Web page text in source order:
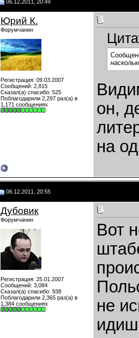
06.12.2011, 20:49
Юрий К.
Форумчанин
Регистрация: 09.03.2007
Сообщений: 2,815
Сказал(а) спасибо: 525
Поблагодарили 2,297 раз(а) в
1,171 сообщениях
он,
на
06.12.2011, 20:55
Дубовик
Форумчанин
Регистрация: 25.01.2007
Сообщений: 3,084
Сказал(а) спасибо: 938
Поблагодарили 2,365 раз(а) в
1,384 сообщениях
Вот
не